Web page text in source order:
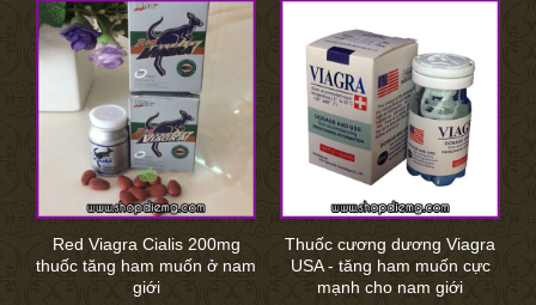
Red Viagra Cialis 200mg
thuốc tăng ham muốn ở nam
giới
Thuốc cương dương Viagra
USA - tăng ham muốn cực
mạnh cho nam giới